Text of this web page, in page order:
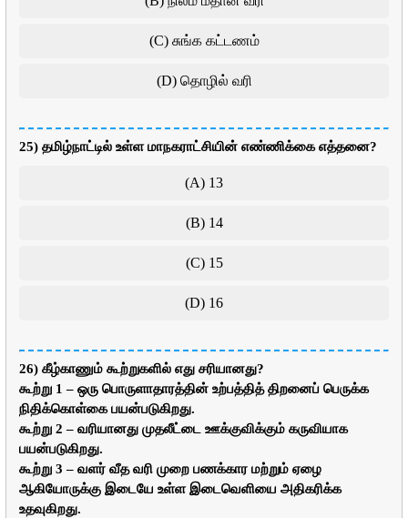
(C) சுங்க கட்டணம்
(D) தொழில் வரி
25) தமிழ்நாட்டில் உள்ள மாநகராட்சியின் எண்ணிக்கை எத்தனை?
(A) 13
(B) 14
(C) 15
(D) 16
26) கீழ்காணும் கூற்றுகளில் எது சரியானது?
கூற்று 1 – ஒரு பொருளாதாரத்தின் உற்பத்தித் திறனைப் பெருக்க
நிதிக்கொள்கை பயன்படுகிறது.
கூற்று 2 – வரியானது முதலீட்டை ஊக்குவிக்கும் கருவியாக
பயன்படுகிறது.
கூற்று 3 – வளர் வீத வரி முறை பணக்கார மற்றும் ஏழை
ஆகியோருக்கு இடையே உள்ள இடைவெளியை அதிகரிக்க
உதவுகிறது.